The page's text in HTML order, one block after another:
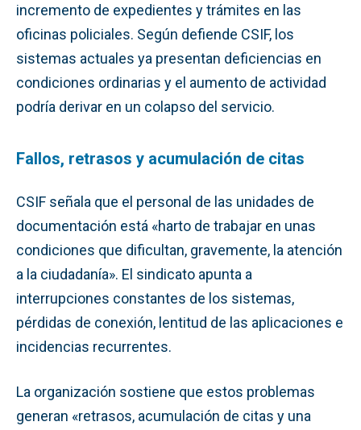
incremento de expedientes y trámites en las
oficinas policiales. Según defiende CSIF, los
sistemas actuales ya presentan deficiencias en
condiciones ordinarias y el aumento de actividad
podría derivar en un colapso del servicio.
Fallos, retrasos y acumulación de citas
CSIF señala que el personal de las unidades de
documentación está «harto de trabajar en unas
condiciones que dificultan, gravemente, la atención
a la ciudadanía». El sindicato apunta a
interrupciones constantes de los sistemas,
pérdidas de conexión, lentitud de las aplicaciones e
incidencias recurrentes.
La organización sostiene que estos problemas
generan «retrasos, acumulación de citas y una